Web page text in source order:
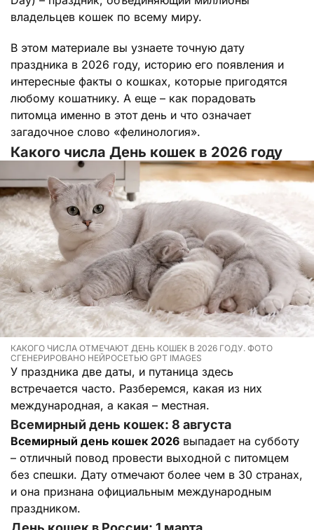
владельцев кошек по всему миру.
В этом материале вы узнаете точную дату
праздника в 2026 году, историю его появления и
интересные факты о кошках, которые пригодятся
любому кошатнику. А еще – как порадовать
питомца именно в этот день и что означает
загадочное слово «фелинология».
Какого числа День кошек в 2026 году
КАКОГО ЧИСЛА ОТМЕЧАЮТ ДЕНЬ КОШЕК В 2026 ГОДУ. ФОТО
СГЕНЕРИРОВАНО НЕЙРОСЕТЬЮ GPT IMAGES
У праздника две даты, и путаница здесь
встречается часто. Разберемся, какая из них
международная, а какая – местная.
Всемирный день кошек: 8 августа
Всемирный день кошек 2026 выпадает на субботу
– отличный повод провести выходной с питомцем
без спешки. Дату отмечают более чем в 30 странах,
и она признана официальным международным
праздником.